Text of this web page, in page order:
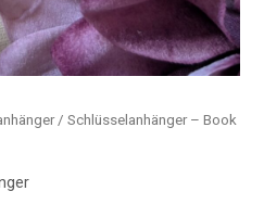
/ Schlüsselanhänger – Book